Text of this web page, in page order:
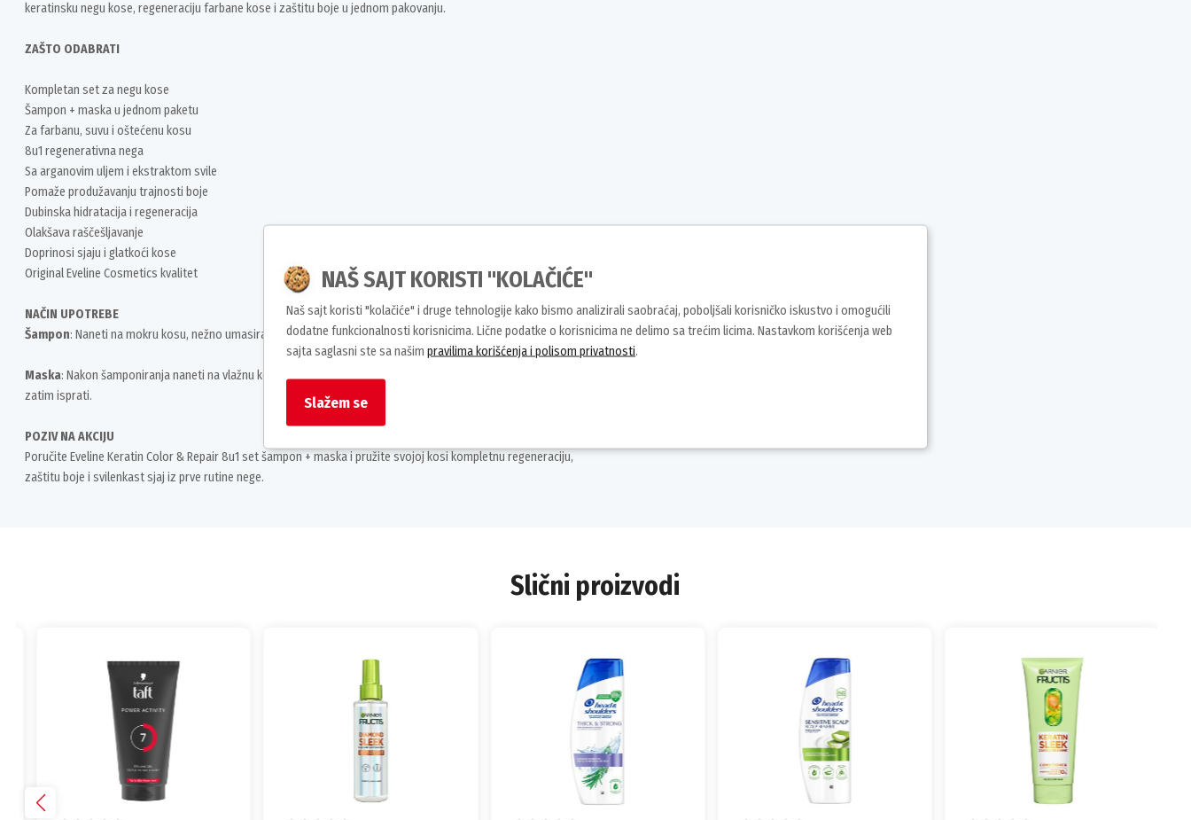
keratinsku negu kose, regeneraciju farbane kose i zaštitu boje u jednom pakovanju.
ZAŠTO ODABRATI
Kompletan set za negu kose
Šampon + maska u jednom paketu
Za farbanu, suvu i oštećenu kosu
8u1 regenerativna nega
Sa arganovim uljem i ekstraktom svile
Pomaže produžavanju trajnosti boje
Dubinska hidratacija i regeneracija
Olakšava raščešljavanje
Doprinosi sjaju i glatkoći kose
Original Eveline Cosmetics kvalitet
NAČIN UPOTREBE
Šampon: Naneti na mokru kosu, nežno umasirati do stvaranja pene, zatim temeljno isprati.
Maska: Nakon šamponiranja naneti na vlažnu kosu, rasporediti duž cele dužine, ostaviti nekoliko minuta i
zatim isprati.
POZIV NA AKCIJU
Poručite Eveline Keratin Color & Repair 8u1 set šampon + maska i pružite svojoj kosi kompletnu regeneraciju,
zaštitu boje i svilenkast sjaj iz prve rutine nege.
Slični proizvodi
NAŠ SAJT KORISTI "KOLAČIĆE"
Naš sajt koristi "kolačiće" i druge tehnologije kako bismo analizirali saobraćaj, poboljšali korisničko iskustvo i omogućili
dodatne funkcionalnosti korisnicima. Lične podatke o korisnicima ne delimo sa trećim licima. Nastavkom korišćenja web
sajta saglasni ste sa našim pravilima korišćenja i polisom privatnosti.
Slažem se